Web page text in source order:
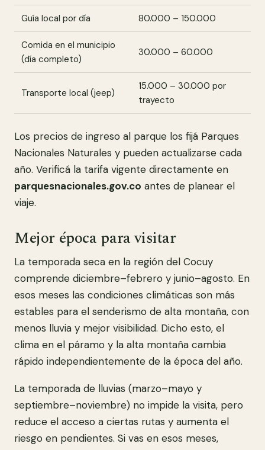
Guía local por día 80.000 – 150.000
Comida en el municipio
(día completo)
30.000 – 60.000
Transporte local (jeep)
15.000 – 30.000 por
trayecto
Los precios de ingreso al parque los fijá Parques
Nacionales Naturales y pueden actualizarse cada
año. Verificá la tarifa vigente directamente en
parquesnacionales.gov.co antes de planear el
viaje.
Mejor época para visitar
La temporada seca en la región del Cocuy
comprende diciembre–febrero y junio–agosto. En
esos meses las condiciones climáticas son más
estables para el senderismo de alta montaña, con
menos lluvia y mejor visibilidad. Dicho esto, el
clima en el páramo y la alta montaña cambia
rápido independientemente de la época del año.
La temporada de lluvias (marzo–mayo y
septiembre–noviembre) no impide la visita, pero
reduce el acceso a ciertas rutas y aumenta el
riesgo en pendientes. Si vas en esos meses,